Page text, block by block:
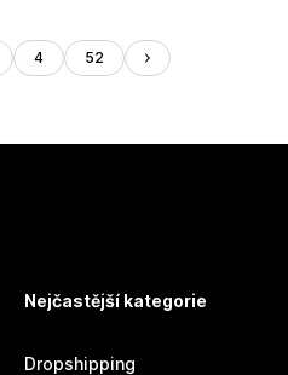
4 52
Nejčastější kategorie
Dropshipping